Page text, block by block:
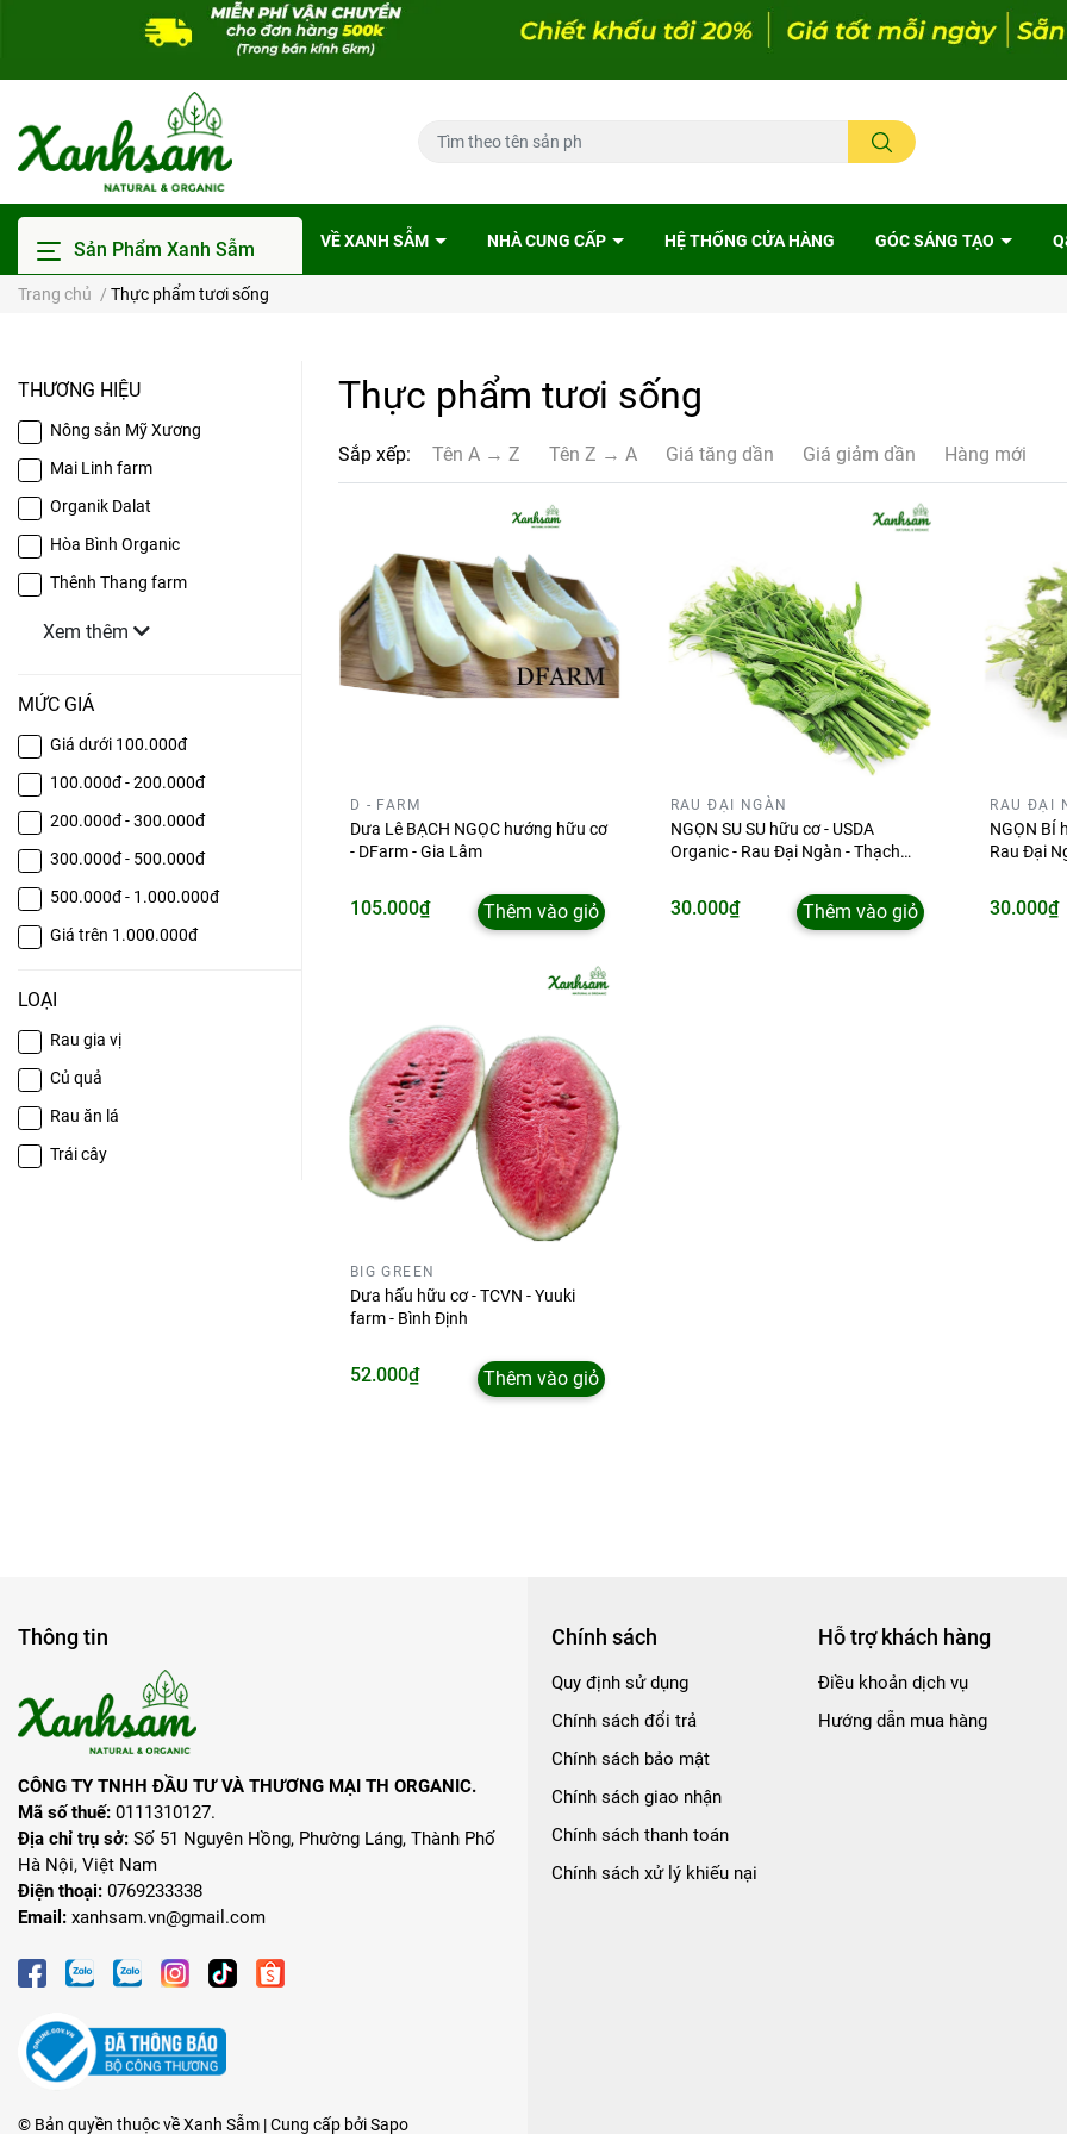
Sản Phẩm Xanh Sẫm VỀ XANH SẪM NHÀ CUNG CẤP HỆ THỐNG CỬA HÀNG GÓC SÁNG TẠO
Trang chủ / Thực phẩm tươi sống
THƯƠNG HIỆU
Nông sản Mỹ Xương
Mai Linh farm
Organik Dalat
Hòa Bình Organic
Thênh Thang farm
Xem thêm
MỨC GIÁ
Giá dưới 100.000đ
100.000đ - 200.000đ
200.000đ - 300.000đ
300.000đ - 500.000đ
500.000đ - 1.000.000đ
Giá trên 1.000.000đ
LOẠI
Rau gia vị
Củ quả
Rau ăn lá
Trái cây
Thực phẩm tươi sống
Sắp xếp: Tên A → Z Tên Z → A Giá tăng dần Giá giảm dần Hàng mới
D - FARM
Dưa Lê BẠCH NGỌC hướng hữu cơ
- DFarm - Gia Lâm
105.000₫ Thêm vào giỏ
RAU ĐẠI NGÀN
NGỌN SU SU hữu cơ - USDA
Organic - Rau Đại Ngàn - Thạch
30.000₫ Thêm vào giỏ
RAU ĐẠI
NGỌN BÍ
Rau Đại
30.000₫
BIG GREEN
Dưa hấu hữu cơ - TCVN - Yuuki
farm - Bình Định
52.000₫ Thêm vào giỏ
Thông tin
CÔNG TY TNHH ĐẦU TƯ VÀ THƯƠNG MẠI TH ORGANIC.
Mã số thuế: 0111310127.
Địa chỉ trụ sở: Số 51 Nguyên Hồng, Phường Láng, Thành Phố
Hà Nội, Việt Nam
Điện thoại: 0769233338
Email: xanhsam.vn@gmail.com
Chính sách
Quy định sử dụng
Chính sách đổi trả
Chính sách bảo mật
Chính sách giao nhận
Chính sách thanh toán
Chính sách xử lý khiếu nại
Hỗ trợ khách hàng
Điều khoản dịch vụ
Hướng dẫn mua hàng
© Bản quyền thuộc về Xanh Sẫm | Cung cấp bởiSapo